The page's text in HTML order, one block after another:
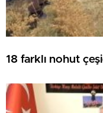
18 farklı nohut